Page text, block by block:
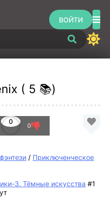
ВОЙТИ
( 5 📚)
0
0
/ Приключенческое
3. Тёмные искусства #1